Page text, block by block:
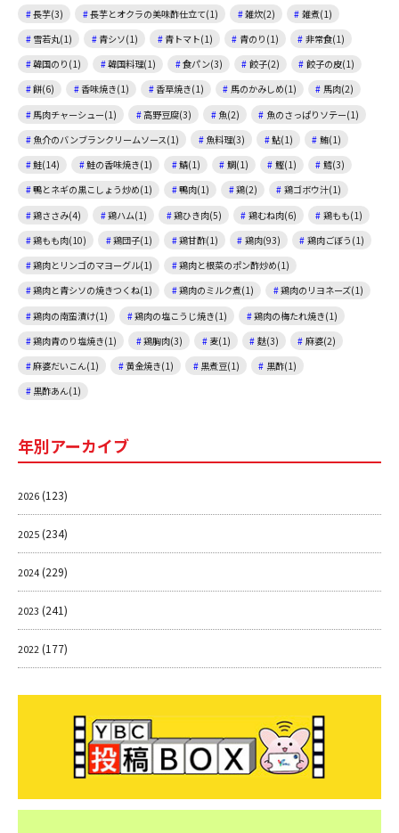
長芋(3)
長芋とオクラの美味酢仕立て(1) 雑炊(2)
雑煮(1)
雪若丸(1)
青シソ(1) 青トマト(1) 青のり(1)
非常食(1)
韓国のり(1)
韓国料理(1) 食パン(3) 餃子(2)
餃子の皮(1)
餅(6)
香味焼き(1) 香草焼き(1) 馬のかみしめ(1)
馬肉(2)
馬肉チャーシュー(1)
高野豆腐(3) 魚(2)
魚のさっぱりソテー(1)
魚介のバンブランクリームソース(1)
魚料理(3) 鮎(1)
鮪(1)
鮭(14)
鮭の香味焼き(1) 鯖(1) 鯛(1) 鰹(1)
鱈(3)
鴨とネギの黒こしょう炒め(1)
鴨肉(1) 鶏(2)
鶏ゴボウ汁(1)
鶏ささみ(4)
鶏ハム(1) 鶏ひき肉(5) 鶏むね肉(6)
鶏もも(1)
鶏もも肉(10)
鶏団子(1) 鶏甘酢(1) 鶏肉(93)
鶏肉ごぼう(1)
鶏肉とリンゴのマヨーグル(1)
鶏肉と根菜のポン酢炒め(1)
鶏肉と青シソの焼きつくね(1)
鶏肉のミルク煮(1)
鶏肉のリヨネーズ(1)
鶏肉の南蛮漬け(1)
鶏肉の塩こうじ焼き(1)
鶏肉の梅たれ焼き(1)
鶏肉青のり塩焼き(1)
鶏胸肉(3) 麦(1) 麩(3)
麻婆(2)
麻婆だいこん(1)
黄金焼き(1) 黒煮豆(1)
黒酢(1)
黒酢あん(1)
年別アーカイブ
2026(123)
2025(234)
2024(229)
2023 (241)
2022(177)